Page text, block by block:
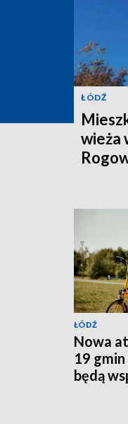
ŁÓDŹ
wieża
ŁÓDŹ
Nowa
19
będą